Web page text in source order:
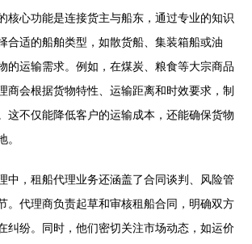
核心功能是连接货主与船东，通过专业的知识
合适的船舶类型，如散货船、集装箱船或油
的运输需求。例如，在煤炭、粮食等大宗商品
商会根据货物特性、运输距离和时效要求，制
这不仅能降低客户的运输成本，还能确保货物
。
中，租船代理业务还涵盖了合同谈判、风险管
。代理商负责起草和审核租船合同，明确双方
纠纷。同时，他们密切关注市场动态，如运价